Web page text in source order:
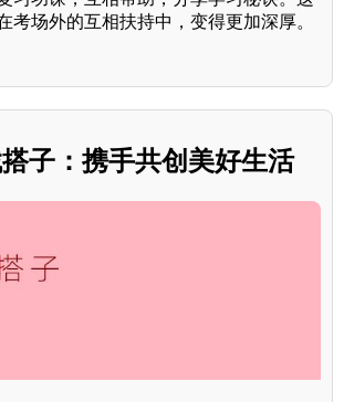
考场外的互相扶持中，变得更加深厚。
子：携手共创美好生活